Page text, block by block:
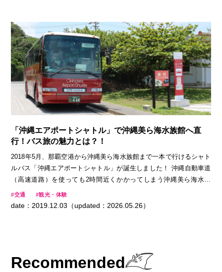
「沖縄エアポートシャトル」で沖縄美ら海水族館へ直
行！バス旅の魅力とは？！
2018年5月、那覇空港から沖縄美ら海水族館まで一本で行けるシャト
ルバス「沖縄エアポートシャトル」が誕生しました！ 沖縄自動車道
（高速道路）を使っても2時間近くかかってしまう沖縄美ら海水族
館。バス旅なら運転の疲れや道に迷う心配をせずに、会話や景色を目
一杯楽しむことができます。また、ツアーバスと違い、帰りの時間を
交通 観光・体験
date：2019.12.03（updated：2026.05.26）
Recommended